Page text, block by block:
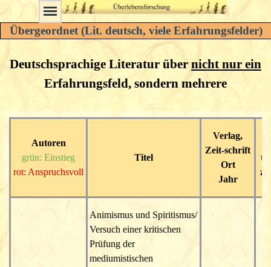
Übergeordnet (Lit. deutsch, viele Erfahrungsfelder)
Deutschsprachige Literatur übernicht nur ein
Erfahrungsfeld, sondern mehrere
Autoren
grün: Einstieg
rot: Anspruchsvoll
Titel
Verlag,
Zeit-schrift
Ort
Jahr
Animismus und Spiritismus/
Versuch einer kritischen
Prüfung der
mediumistischen